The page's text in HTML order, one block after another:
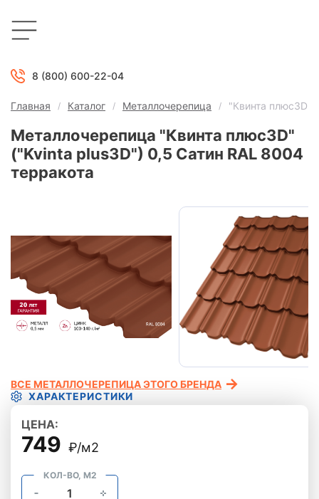
8 (800) 600-22-04
Главная Каталог Металлочерепица "Квинта плюс3D"
Металлочерепица "Квинта плюс3D"
("Kvinta plus3D") 0,5 Сатин RAL 8004
терракота
ХАРАКТЕРИСТИКИ
ВСЕ МЕТАЛЛОЧЕРЕПИЦА ЭТОГО БРЕНДА
ЦЕНА:
749 ₽/м2
КОЛ-ВО, М2